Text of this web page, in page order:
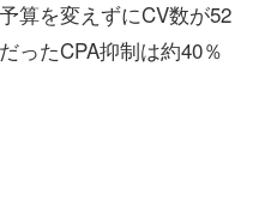
算を変えずにCV数が52
ったCPA抑制は約40％